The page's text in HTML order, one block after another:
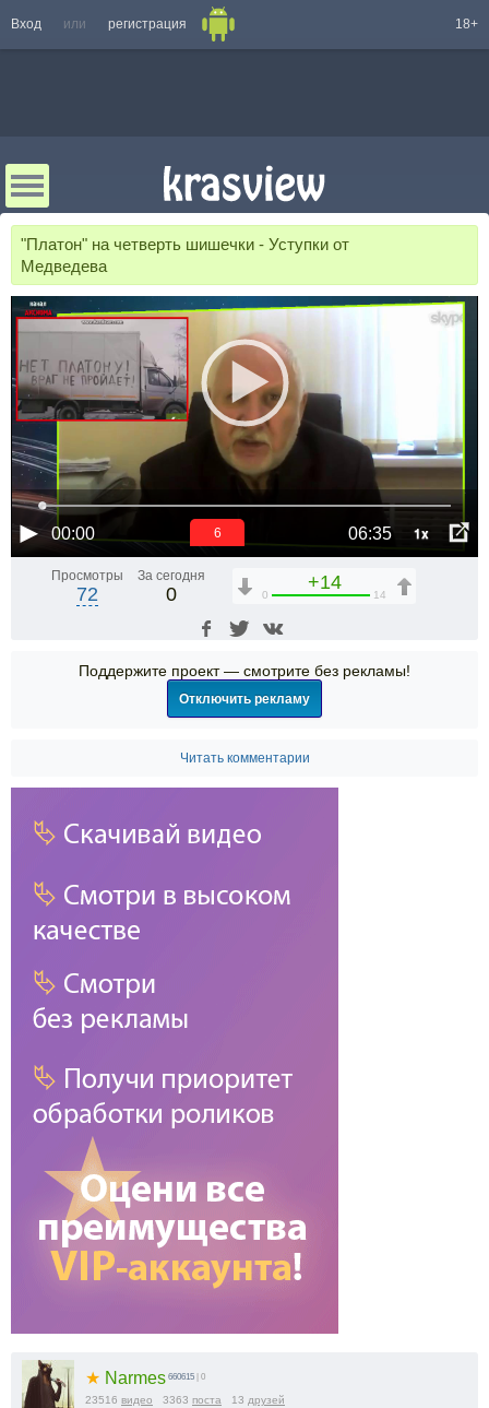
Вход или регистрация 18+
"Платон" на четверть шишечки - Уступки от
Медведева
00:00 06:35 1x
5
Просмотры
72
За сегодня
0
+14
0 14
Поддержите проект — смотрите без рекламы!
Отключить рекламу
Читать комментарии
★ Narmes 660615 | 0
23516 видео 3363 поста 13 друзей